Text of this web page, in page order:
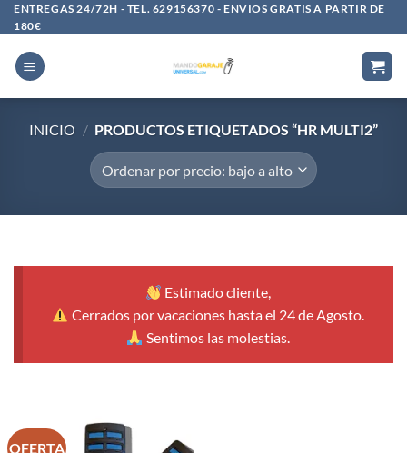
Saltar
al
contenido
ENTREGAS 24/72H - TEL. 629156370 - ENVIOS GRATIS A PARTIR DE
180€
INICIO / PRODUCTOS ETIQUETADOS “HR MULTI2”
Estimado cliente,
Cerrados por vacaciones hasta el 24 de Agosto.
Sentimos las molestias.
OFERTA